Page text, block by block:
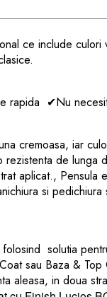
ce include
rapida ✔Nu
cremoasa, iar
rezistenta de lunga
aplicat., Pensula
si pedichiura
folosindsolutia
sau Baza &
aleasa, in doua